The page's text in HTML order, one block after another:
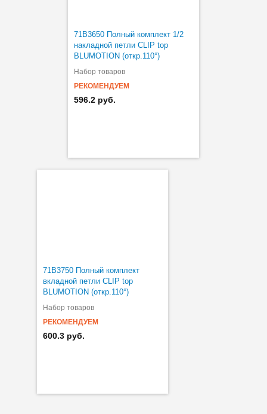
71B3650 Полный комплект 1/2
накладной петли CLIP top
BLUMOTION (откр.110°)
Набор товаров
РЕКОМЕНДУЕМ
596.2 руб.
71B3750 Полный комплект
вкладной петли CLIP top
BLUMOTION (откр.110°)
Набор товаров
РЕКОМЕНДУЕМ
600.3 руб.